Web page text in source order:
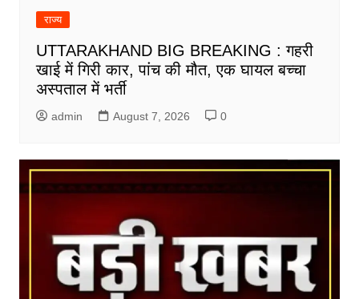
राज्य
UTTARAKHAND BIG BREAKING : गहरी
खाई में गिरी कार, पांच की मौत, एक घायल बच्चा
अस्पताल में भर्ती
admin August 7, 2026 0